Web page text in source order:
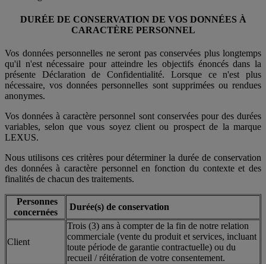
DURÉE DE CONSERVATION DE VOS DONNÉES À
CARACTÈRE PERSONNEL
Vos données personnelles ne seront pas conservées plus longtemps
qu'il n'est nécessaire pour atteindre les objectifs énoncés dans la
présente Déclaration de Confidentialité. Lorsque ce n'est plus
nécessaire, vos données personnelles sont supprimées ou rendues
anonymes.
Vos données à caractère personnel sont conservées pour des durées
variables, selon que vous soyez client ou prospect de la marque
LEXUS.
Nous utilisons ces critères pour déterminer la durée de conservation
des données à caractère personnel en fonction du contexte et des
finalités de chacun des traitements.
Personnes
concernées
Durée(s) de conservation
Client
Trois (3) ans à compter de la fin de notre relation
commerciale (vente du produit et services, incluant
toute période de garantie contractuelle) ou du
recueil / réitération de votre consentement.